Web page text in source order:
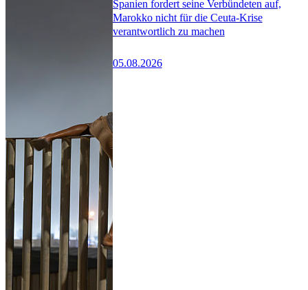
Spanien fordert seine Verbündeten auf,
Marokko nicht für die Ceuta-Krise
verantwortlich zu machen
05.08.2026